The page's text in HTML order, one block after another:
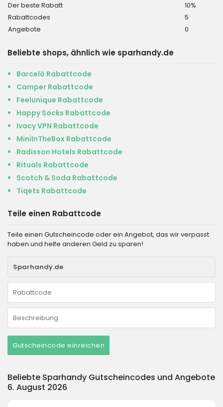
Der beste Rabatt
10%
Rabattcodes
5
Angebote
0
Beliebte shops, ähnlich wie sparhandy.de
Barceló Rabattcode
Camper Rabattcode
Feelunique Rabattcode
Happy Socks Rabattcode
Ivacy VPN Rabattcode
MiniInTheBox Rabattcode
Radisson Hotels Rabattcode
Rituals Rabattcode
Scotch & Soda Rabattcode
Tiqets Rabattcode
Teile einen Rabattcode
Teile einen Gutscheincode oder ein Angebot, das wir verpasst
haben und helfe anderen Geld zu sparen!
Gutscheincode einreichen
Beliebte Sparhandy Gutscheincodes und Angebote
6. August 2026